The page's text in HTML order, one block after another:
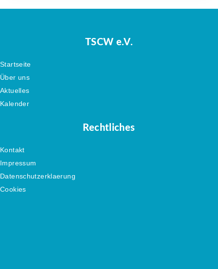
TSCW e.V.
Startseite
Über uns
Aktuelles
Kalender
Rechtliches
Kontakt
Impressum
Datenschutzerklaerung
Cookies